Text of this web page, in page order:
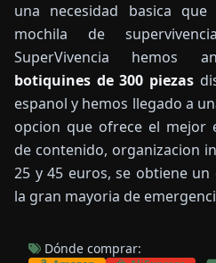
una necesidad basica
mochila de
SuperVivencia hemos
botiquines de 300 piezas
espanol y hemos llegado a
opcion que ofrece el mejor
de contenido, organizacion
25 y 45 euros, se obtiene
la gran mayoria de
Dónde comprar: